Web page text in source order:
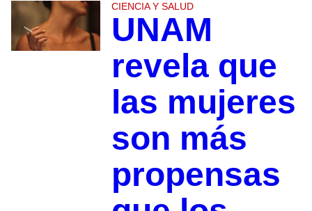
CIENCIA Y SALUD
UNAM
revela que
las mujeres
son más
propensas